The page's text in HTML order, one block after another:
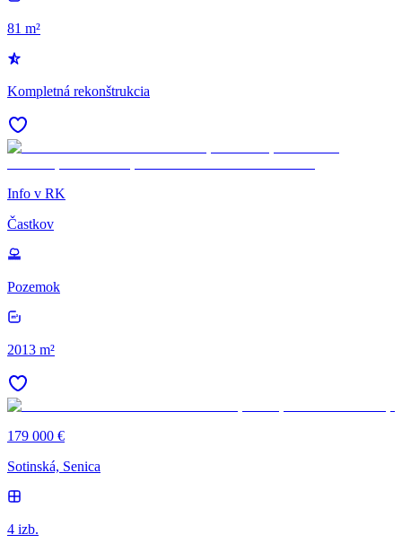
81 m²
Kompletná rekonštrukcia
Info v RK
Častkov
Pozemok
2013 m²
179 000 €
Sotinská, Senica
4 izb.